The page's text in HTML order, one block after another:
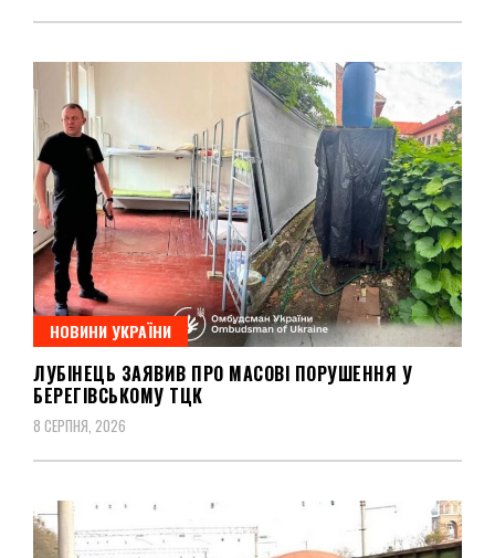
НОВИНИ УКРАЇНИ
ЛУБІНЕЦЬ ЗАЯВИВ ПРО МАСОВІ ПОРУШЕННЯ У
БЕРЕГІВСЬКОМУ ТЦК
8 СЕРПНЯ, 2026